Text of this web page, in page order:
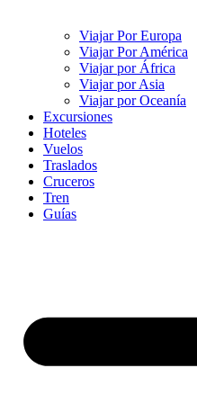
Viajar Por Europa
Viajar Por América
Viajar por África
Viajar por Asia
Viajar por Oceanía
Excursiones
Hoteles
Vuelos
Traslados
Cruceros
Tren
Guías